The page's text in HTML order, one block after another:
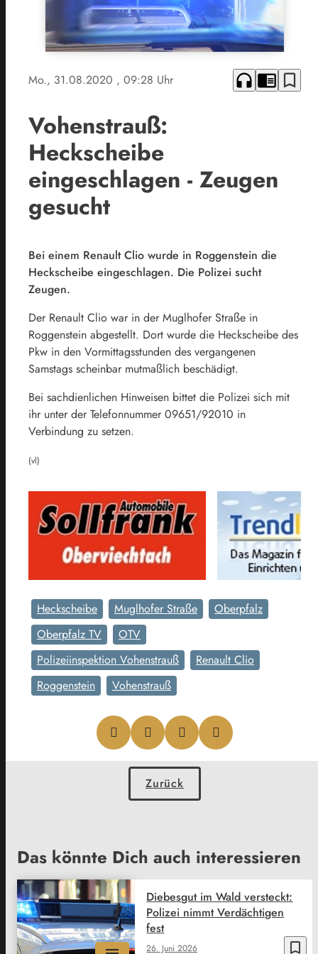
Mo., 31.08.2020 , 09:28 Uhr headphones chrome_reader_mode bookmark_border
Vohenstrauß:
Heckscheibe
eingeschlagen - Zeugen
gesucht
Bei einem Renault Clio wurde in Roggenstein die
Heckscheibe eingeschlagen. Die Polizei sucht
Zeugen.
Der Renault Clio war in der Muglhofer Straße in
Roggenstein abgestellt. Dort wurde die Heckscheibe des
Pkw in den Vormittagsstunden des vergangenen
Samstags scheinbar mutmaßlich beschädigt.
Bei sachdienlichen Hinweisen bittet die Polizei sich mit
ihr unter der Telefonnummer 09651/92010 in
Verbindung zu setzen.
(vl)
Heckscheibe Muglhofer Straße
Oberpfalz
Oberpfalz TV
OTV
Polizeiinspektion Vohenstrauß
Renault Clio
Roggenstein
Vohenstrauß
Zurück
Das könnte Dich auch interessieren
bookmark_border
26. Juni 2026
Diebesgut im Wald versteckt:
Polizei nimmt Verdächtigen
fest